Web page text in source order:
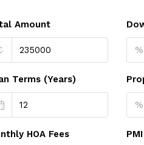
Amount
%
Terms (Years)
%
HOA Fees PMI